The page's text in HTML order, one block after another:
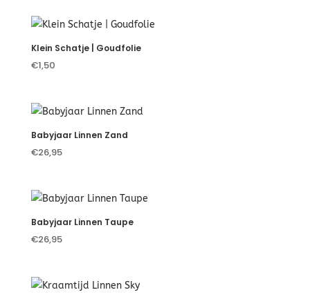
Klein Schatje | Goudfolie
€1,50
Babyjaar Linnen Zand
€26,95
Babyjaar Linnen Taupe
€26,95